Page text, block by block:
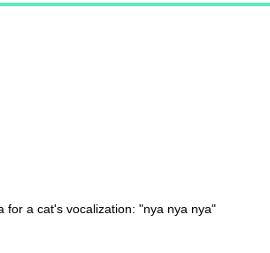
for a cat's vocalization: "nya nya nya"